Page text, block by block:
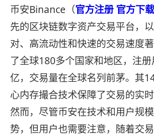
币安Binance（官方注册 官方下载
先的区块链数字资产交易平台，
对、高流动性和快速的交易速度
了全球180多个国家和地区，注
亿，交易量在全球名列前茅。其
心内存撮合技术保障了交易的实时
然而，尽管币安在技术和用户规
势，但用户也需要注意，随着交